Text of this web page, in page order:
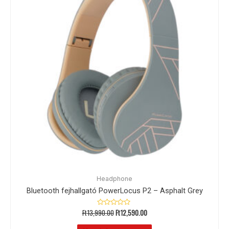
Headphone
Bluetooth fejhallgató PowerLocus P2 – Asphalt Grey
Értékelés:
0
/
Ft13,990.00Ft12,590.00